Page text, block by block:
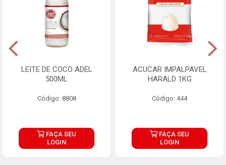
LEITE DE COCO ADEL
500ML
Código: 8808
FAÇA SEU
LOGIN
ACUCAR IMPALPAVEL
HARALD 1KG
Código: 444
FAÇA SEU
LOGIN